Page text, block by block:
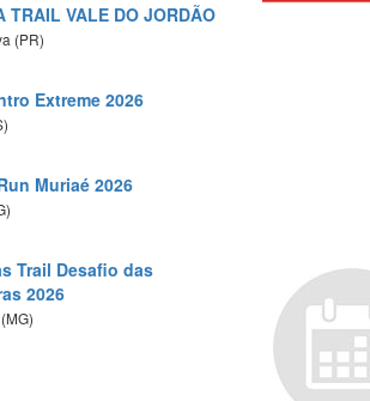
TRAIL VALE DO JORDÃO
(PR)
Extreme 2026
Muriaé 2026
Trail Desafio das
2026